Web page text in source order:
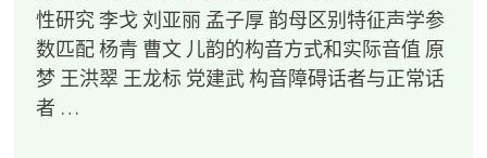
性研究 李戈 刘亚丽 孟子厚 韵母区别特征声学参
数匹配 杨青 曹文 儿韵的构音方式和实际音值 原
梦 王洪翠 王龙标 党建武 构音障碍话者与正常话
者 …